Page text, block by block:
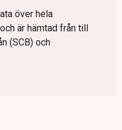
över hela
är hämtad från till
(SCB) och